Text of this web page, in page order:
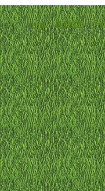
ホーム-利用規約-プ